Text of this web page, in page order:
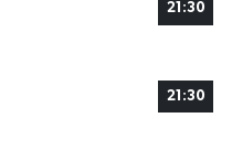
21:30
21:30